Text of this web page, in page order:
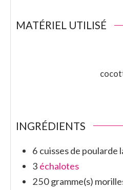
MATÉRIEL UTILISÉ
INGRÉDIENTS
6 cuisses de poularde
3 échalotes
250gramme(s)